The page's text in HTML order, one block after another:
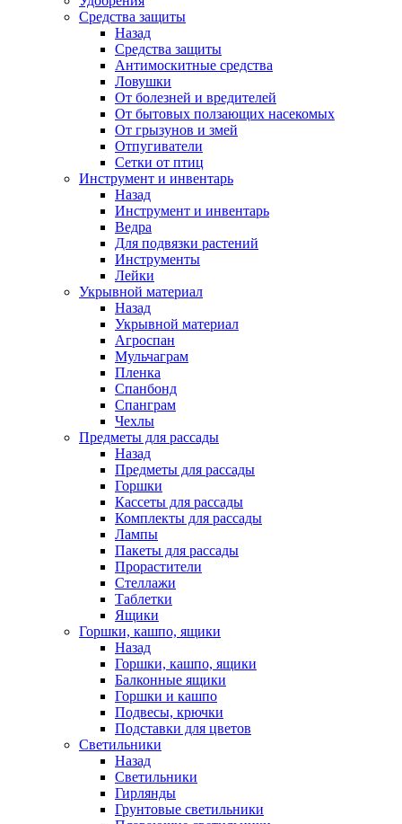
Средства защиты
Назад
Средства защиты
Антимоскитные средства
Ловушки
От болезней и вредителей
От бытовых ползающих насекомых
От грызунов и змей
Отпугиватели
Сетки от птиц
Инструмент и инвентарь
Назад
Инструмент и инвентарь
Ведра
Для подвязки растений
Инструменты
Лейки
Укрывной материал
Назад
Укрывной материал
Агроспан
Мульчаграм
Пленка
Спанбонд
Спанграм
Чехлы
Предметы для рассады
Назад
Предметы для рассады
Горшки
Кассеты для рассады
Комплекты для рассады
Лампы
Пакеты для рассады
Прорастители
Стеллажи
Таблетки
Ящики
Горшки, кашпо, ящики
Назад
Горшки, кашпо, ящики
Балконные ящики
Горшки и кашпо
Подвесы, крючки
Подставки для цветов
Светильники
Назад
Светильники
Гирлянды
Грунтовые светильники